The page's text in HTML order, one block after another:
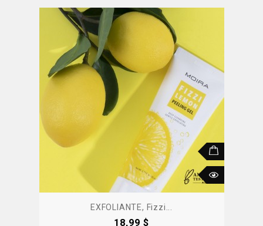
EXFOLIANTE, Fizzi...
Precio